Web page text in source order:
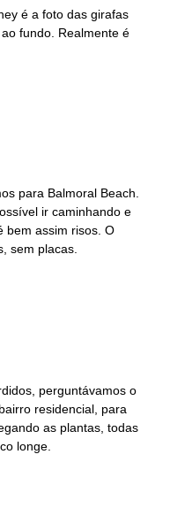
é a foto das girafas
fundo. Realmente é
para Balmoral Beach.
ir caminhando e
bem assim risos. O
sem placas.
perguntávamos o
residencial, para
as plantas, todas
longe.